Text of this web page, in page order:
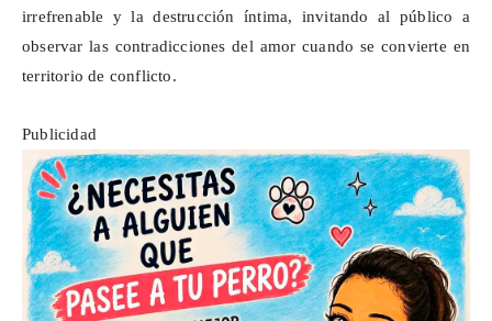
irrefrenable y la destrucción íntima, invitando al público a
observar las contradicciones del amor cuando se convierte en
territorio de conflicto.
Publicidad